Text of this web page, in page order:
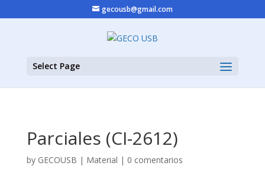
gecousb@gmail.com
Select Page
Parciales (CI-2612)
by GECOUSB | Material | 0 comentarios